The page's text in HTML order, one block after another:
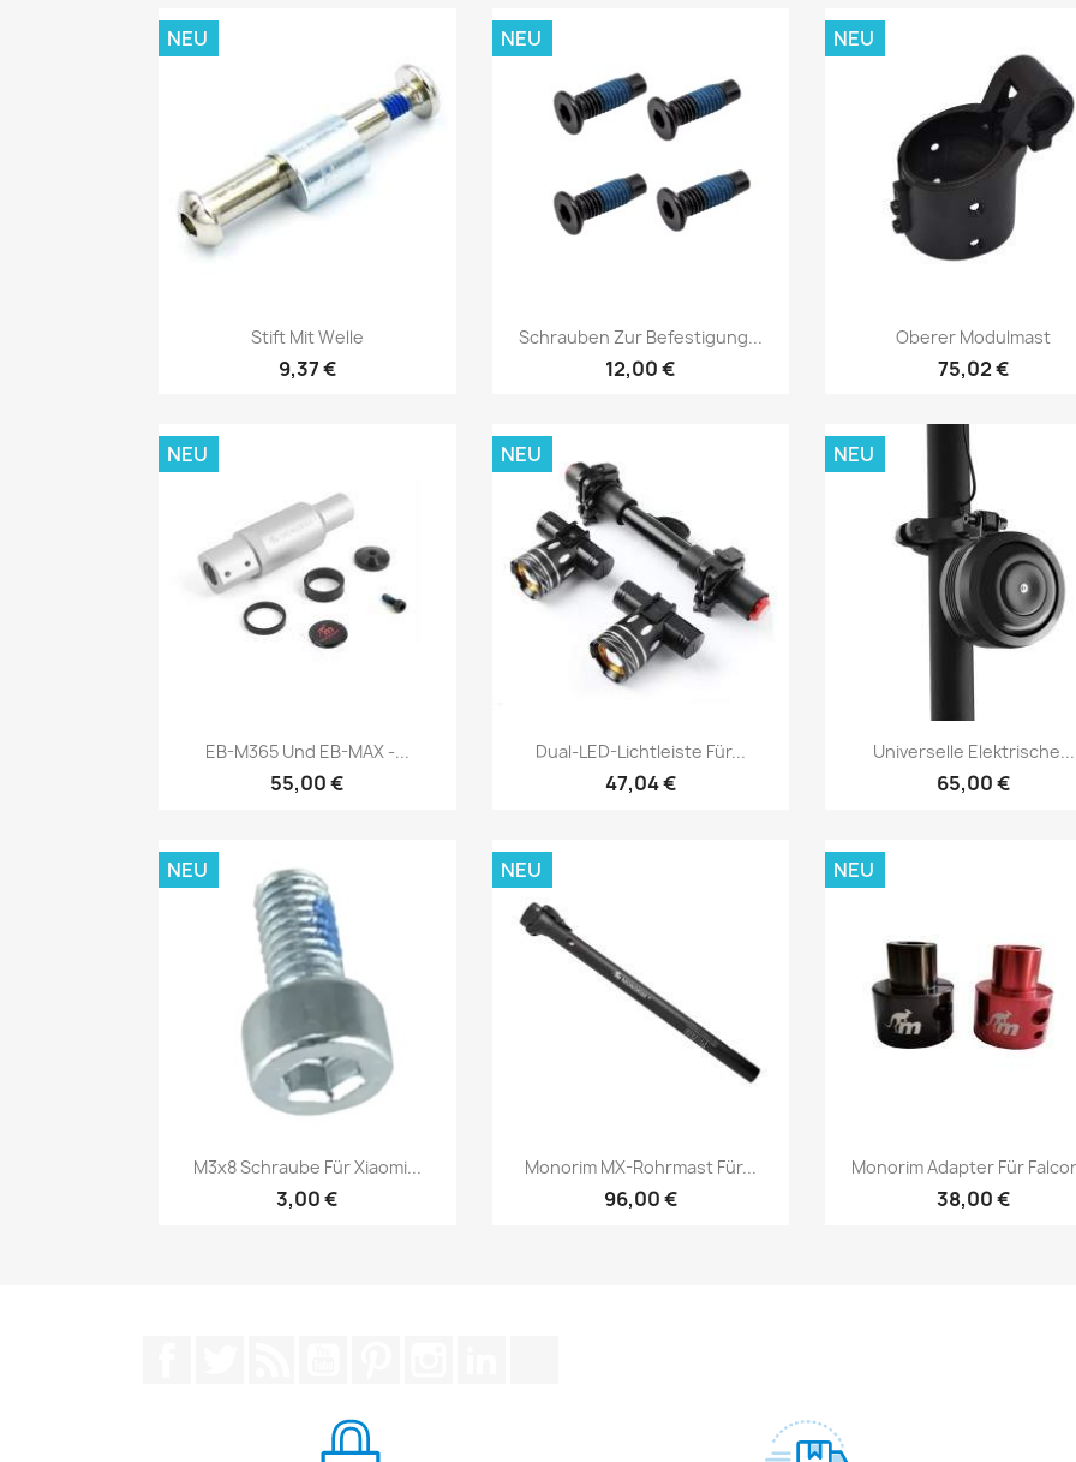
Vorschau
Stift Mit Welle
9,37 €
NEU
 Vorschau
Schrauben Zur Befestigung...
12,00 €
NEU
Vorschau
Oberer Modulmast
75,02 €
NEU
Vorschau
EB-M365 Und EB-MAX -...
55,00 €
NEU
Vorschau
Dual-LED-Lichtleiste Für...
47,04 €
NEU
Vorschau
Universelle Elektrische...
65,00 €
NEU
Vorschau
M3x8 Schraube Für Xiaomi...
3,00 €
NEU
Vorschau
Monorim MX-Rohrmast Für...
96,00 €
NEU
Vorschau
Monorim Adapter Für
38,00 €
NEU